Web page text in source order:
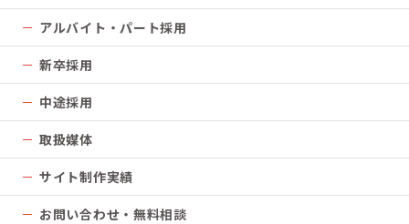
アルバイト・パート採用
新卒採用
中途採用
取扱媒体
サイト制作実績
お問い合わせ・無料相談